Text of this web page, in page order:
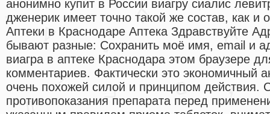
анонимно купит в России виагру сиалис
дженерик имеет точно такой же состав, как и
Аптеки в Краснодаре Аптека Здравствуйте
бывают разные: Сохранить моё имя, email и
виагра в аптеке Краснодара этом браузере
комментариев. Фактически это экономичный
очень похожей силой и принципом действия.
противопоказания препарата перед